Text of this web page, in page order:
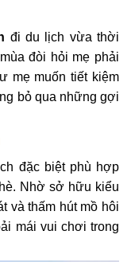
đi du lịch vừa thời
đòi hỏi mẹ phải
mẹ muốn tiết kiệm
bỏ qua những gợi
đặc biệt phù hợp
Nhờ sở hữu kiểu
và thấm hút mồ hôi
mái vui chơi trong